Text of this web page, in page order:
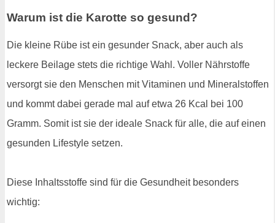
Warum ist die Karotte so gesund?
Die kleine Rübe ist ein gesunder Snack, aber auch als
leckere Beilage stets die richtige Wahl. Voller Nährstoffe
versorgt sie den Menschen mit Vitaminen und Mineralstoffen
und kommt dabei gerade mal auf etwa 26 Kcal bei 100
Gramm. Somit ist sie der ideale Snack für alle, die auf einen
gesunden Lifestyle setzen.
Diese Inhaltsstoffe sind für die Gesundheit besonders
wichtig: